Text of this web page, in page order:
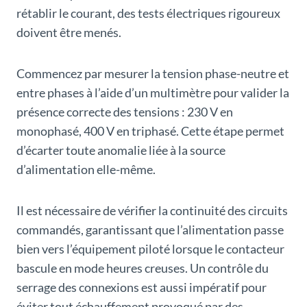
rétablir le courant, des tests électriques rigoureux
doivent être menés.
Commencez par mesurer la tension phase-neutre et
entre phases à l’aide d’un multimètre pour valider la
présence correcte des tensions : 230 V en
monophasé, 400 V en triphasé. Cette étape permet
d’écarter toute anomalie liée à la source
d’alimentation elle-même.
Il est nécessaire de vérifier la continuité des circuits
commandés, garantissant que l’alimentation passe
bien vers l’équipement piloté lorsque le contacteur
bascule en mode heures creuses. Un contrôle du
serrage des connexions est aussi impératif pour